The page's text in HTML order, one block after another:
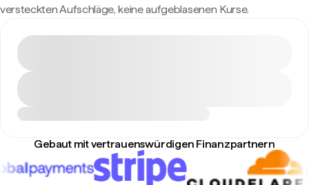
versteckten Aufschläge, keine aufgeblasenen Kurse.
Gebaut mit vertrauenswürdigen Finanzpartnern